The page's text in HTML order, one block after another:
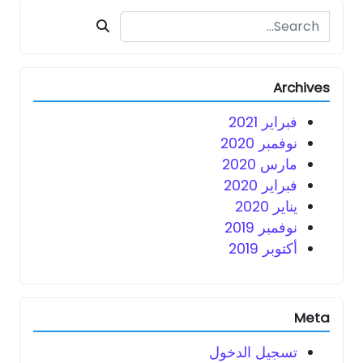
Search for:
Archives
فبراير 2021
نوفمبر 2020
مارس 2020
فبراير 2020
يناير 2020
نوفمبر 2019
أكتوبر 2019
Meta
تسجيل الدخول